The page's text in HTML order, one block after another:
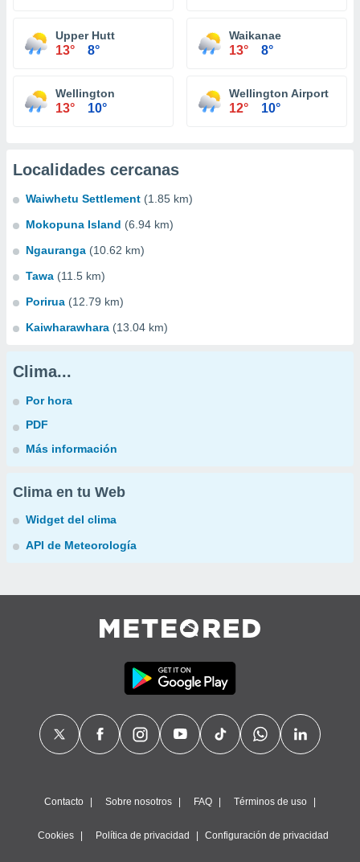
Upper Hutt
13° 8°
Waikanae
13° 8°
Wellington
13° 10°
Wellington Airport
12° 10°
Localidades cercanas
Waiwhetu Settlement (1.85 km)
Mokopuna Island (6.94 km)
Ngauranga (10.62 km)
Tawa (11.5 km)
Porirua (12.79 km)
Kaiwharawhara (13.04 km)
Clima...
Por hora
PDF
Más información
Clima en tu Web
Widget del clima
API de Meteorología
Contacto Sobre nosotros FAQ Términos de uso
Cookies Política de privacidad Configuración de privacidad